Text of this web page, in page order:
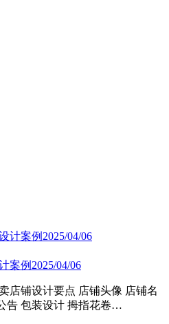
案例2025/04/06
店铺设计要点​ 店铺头像 店铺名
告 包装设计 拇指花卷…